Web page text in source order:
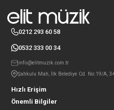
Hızlı Erişim
Önemli Bilgiler
0212 293 60 58
0532 333 00 34
info@elitmuzik.com.tr
Şahkulu Mah, İlk Belediye Cd. No:19/A,